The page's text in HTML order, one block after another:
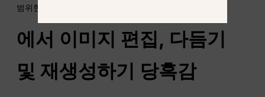
범위한 모델 통합.
에서 이미지 편집, 다듬기
및 재생성하기 당혹감